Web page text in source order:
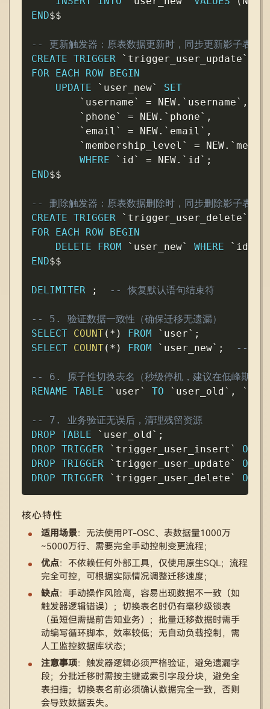
END$$
-- 更新触发器：原表数据更新时，同步更新影子表
CREATE TRIGGER ` trigger_user_update`
FOR EACH ROW BEGIN
UPDATE
` user_new`
SET
` username` = NEW. ` username` ,
` phone` = NEW. ` phone` ,
` email ` = NEW. ` email ` ,
` membership_level ` = NEW. `
WHERE
` id` = NEW. ` id` ;
END$$
-- 删除触发器：原表数据删除时，同步删除影子表数
CREATE TRIGGER ` trigger_user_delete`
FOR EACH ROW BEGIN
DELETE
FROM ` user_new` WHERE ` id
END$$
DELIMITER ; -- 恢复默认语句结束符
-- 5. 验证数据一致性（确保迁移无遗漏）
SELECT COUNT( * ) FROM ` user` ;
SELECT COUNT( * ) FROM ` user_new` ; -- 两
-- 6. 原子性切换表名（秒级停机，建议在低峰期执
RENAME TABLE ` user` TO ` user_old` , `
-- 7. 业务验证无误后，清理残留资源
DROP TABLE ` user_old` ;
DROP TRIGGER ` trigger_user_insert ` ON
DROP TRIGGER ` trigger_user_update` ON
DROP TRIGGER ` trigger_user_delete` ON
核心特性
适用场景：无法使用PT-OSC、表数据量1000万
~5000万行、需要完全手动控制变更流程；
优点：不依赖任何外部工具，仅使用原生SQL；流程
完全可控，可根据实际情况调整迁移速度；
缺点：手动操作风险高，容易出现数据不一致（如
触发器逻辑错误）；切换表名时仍有毫秒级锁表
（虽短但需提前告知业务）；批量迁移数据时需手
动编写循环脚本，效率较低；无自动负载控制，需
人工监控数据库状态；
注意事项：触发器逻辑必须严格验证，避免遗漏字
段；分批迁移时需按主键或索引字段分块，避免全
表扫描；切换表名前必须确认数据完全一致，否则
会导致数据丢失。